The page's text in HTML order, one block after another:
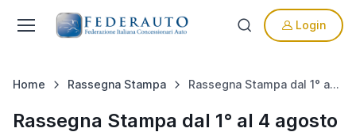
Login
Home Rassegna Stampa Rassegna Stampa dal 1° al 4 agosto 2011
Rassegna Stampa dal 1° al 4 agosto